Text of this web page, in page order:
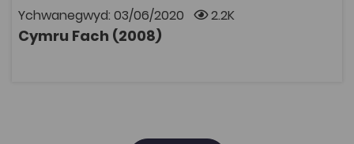
Ychwanegwyd: 03/06/2020 2.2K
Cymru Fach (2008)
ddeg golygfa gyda phob un yn canolbwyntio ar ddau
gymeriad (bachgen a merch) a'u perthynas â'i gilydd.
Yn cynnwys iaith gref a noethni. Ffilmiau Boom Films,